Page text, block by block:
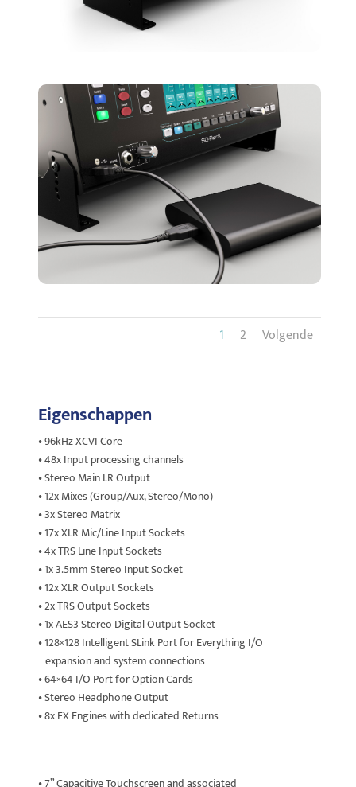
1 2 Volgende
Eigenschappen
• 96kHz XCVI Core
• 48x Input processing channels
• Stereo Main LR Output
• 12x Mixes (Group/Aux, Stereo/Mono)
• 3x Stereo Matrix
• 17x XLR Mic/Line Input Sockets
• 4x TRS Line Input Sockets
• 1x 3.5mm Stereo Input Socket
• 12x XLR Output Sockets
• 2x TRS Output Sockets
• 1x AES3 Stereo Digital Output Socket
• 128×128 Intelligent SLink Port for Everything I/O
expansion and system connections
• 64×64 I/O Port for Option Cards
• Stereo Headphone Output
• 8x FX Engines with dedicated Returns